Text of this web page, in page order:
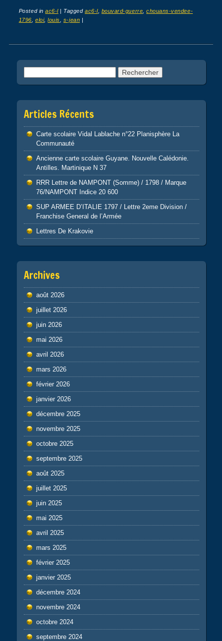
Posted inac6-l | Taggedac6-l, bouvard-guerre ,chouans-vendee-
1796 ,eloi,louis s-jean |
Post navigation
Articles Récents
Carte scolaire Vidal Lablache n°22 Planisphère La
Communauté
Ancienne carte scolaire Guyane. Nouvelle Calédonie.
Antilles. Martinique N 37
RRR Lettre de NAMPONT (Somme) / 1798 / Marque
76/NAMPONT Indice 20 600
SUP ARMEE D’ITALIE 1797 / Lettre 2eme Division /
Franchise General de l’Armée
Lettres De Krakovie
Archives
août 2026
juillet 2026
juin 2026
mai 2026
avril 2026
mars 2026
février 2026
janvier 2026
décembre 2025
novembre 2025
octobre 2025
septembre 2025
août 2025
juillet 2025
juin 2025
mai 2025
avril 2025
mars 2025
février 2025
janvier 2025
décembre 2024
novembre 2024
octobre 2024
septembre 2024